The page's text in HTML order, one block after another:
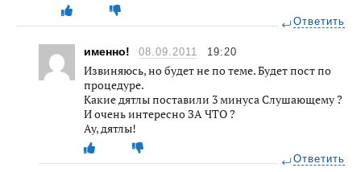
Ответить
именно! 08.09.2011 19:20
Извиняюсь, но будет не по теме. Будет пост по
процедуре.
Какие дятлы поставили 3 минуса Слушающему ?
И очень интересно ЗА ЧТО ?
Ау, дятлы!
Ответить